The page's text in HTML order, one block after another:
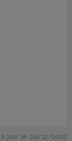
à jour le :24/12/2025